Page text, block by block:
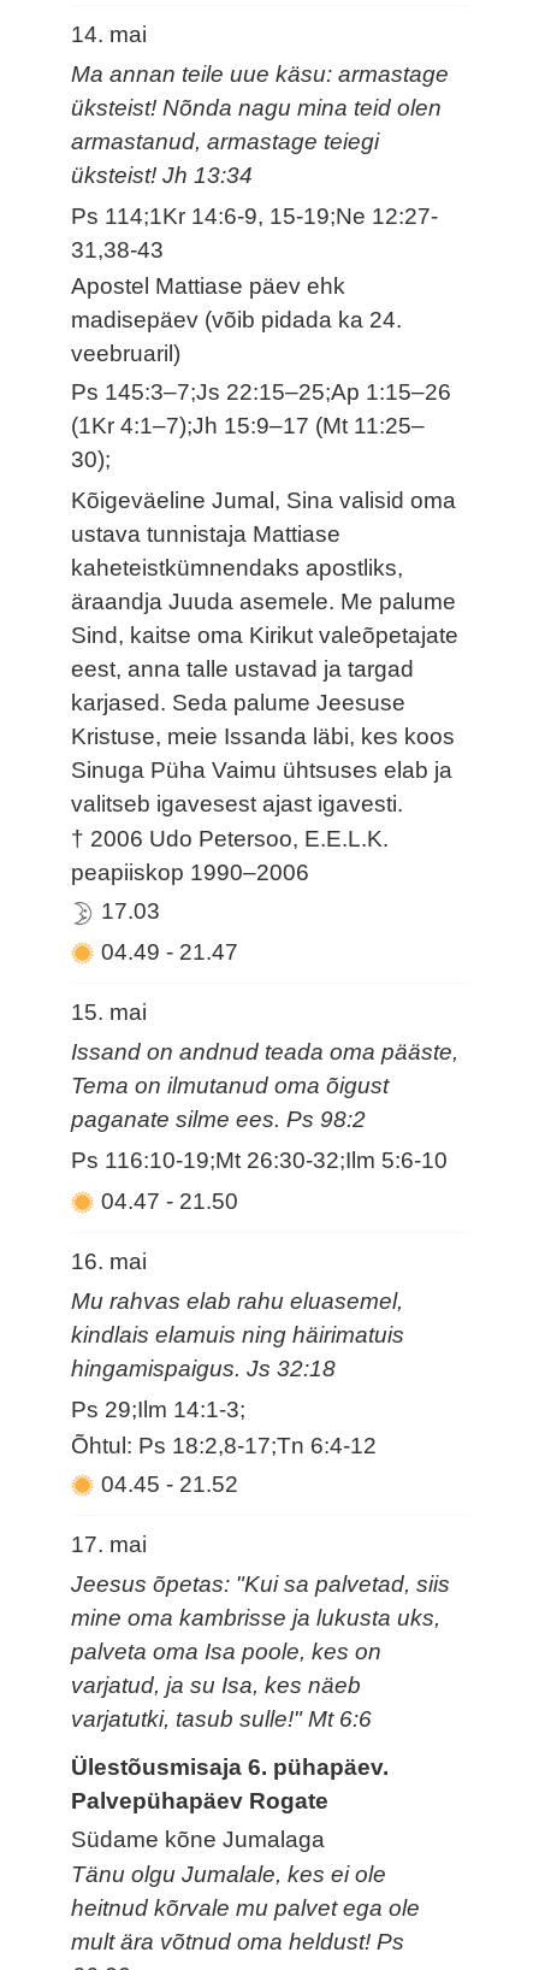
14. mai
Ma annan teile uue käsu: armastage
üksteist! Nõnda nagu mina teid olen
armastanud, armastage teiegi
üksteist! Jh 13:34
Ps 114;1Kr 14:6-9, 15-19;Ne 12:27-
31,38-43
Apostel Mattiase päev ehk
madisepäev (võib pidada ka 24.
veebruaril)
Ps 145:3–7;Js 22:15–25;Ap 1:15–26
(1Kr 4:1–7);Jh 15:9–17 (Mt 11:25–
30);
Kõigeväeline Jumal, Sina valisid oma
ustava tunnistaja Mattiase
kaheteistkümnendaks apostliks,
äraandja Juuda asemele. Me palume
Sind, kaitse oma Kirikut valeõpetajate
eest, anna talle ustavad ja targad
karjased. Seda palume Jeesuse
Kristuse, meie Issanda läbi, kes koos
Sinuga Püha Vaimu ühtsuses elab ja
valitseb igavesest ajast igavesti.
† 2006 Udo Petersoo, E.E.L.K.
peapiiskop 1990–2006
17.03
04.49- 21.47
15. mai
Issand on andnud teada oma pääste,
Tema on ilmutanud oma õigust
paganate silme ees. Ps 98:2
Ps 116:10-19;Mt 26:30-32;Ilm 5:6-10
04.47- 21.50
16. mai
Mu rahvas elab rahu eluasemel,
kindlais elamuis ning häirimatuis
hingamispaigus. Js 32:18
Ps 29;Ilm 14:1-3;
Õhtul: Ps 18:2,8-17;Tn 6:4-12
04.45- 21.52
17. mai
Jeesus õpetas: "Kui sa palvetad, siis
mine oma kambrisse ja lukusta uks,
palveta oma Isa poole, kes on
varjatud, ja su Isa, kes näeb
varjatutki, tasub sulle!" Mt 6:6
Ülestõusmisaja 6. pühapäev.
Palvepühapäev Rogate
Südame kõne Jumalaga
Tänu olgu Jumalale, kes ei ole
heitnud kõrvale mu palvet ega ole
mult ära võtnud oma heldust! Ps